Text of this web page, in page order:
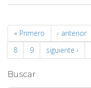
« Primero ‹ anterior
8
9 siguiente ›
Buscar